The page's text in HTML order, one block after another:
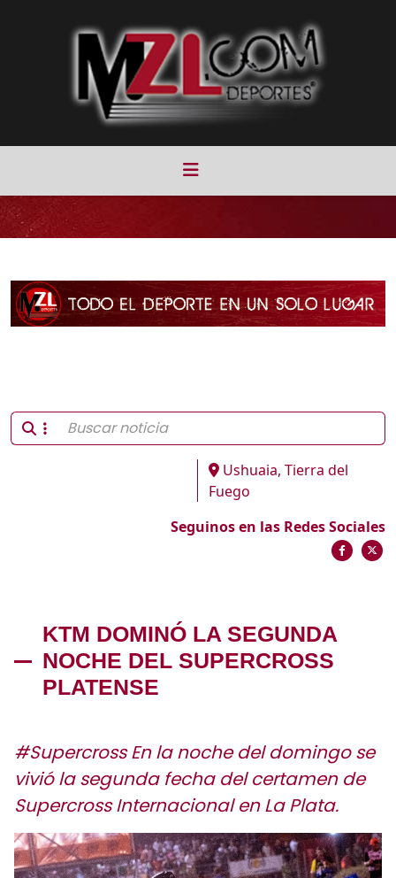
Ushuaia, Tierra del
Fuego
Seguinos en las Redes Sociales
KTM DOMINÓ LA SEGUNDA
NOCHE DEL SUPERCROSS
PLATENSE
#Supercross En la noche del domingo se
vivió la segunda fecha del certamen de
Supercross Internacional en La Plata.